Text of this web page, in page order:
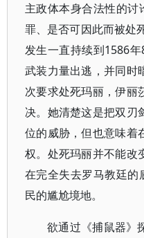
主政体本身合法性的
罪、是否可因此而被处
发生一直持续到1586
武装力量出逃，并同时
次要求处死玛丽，伊丽
决。她清楚这是把双刃
位的威胁，但也意味着
权。处死玛丽并不能改
在完全失去罗马教廷的
民的尴尬境地。
欲通过《捕鼠器》